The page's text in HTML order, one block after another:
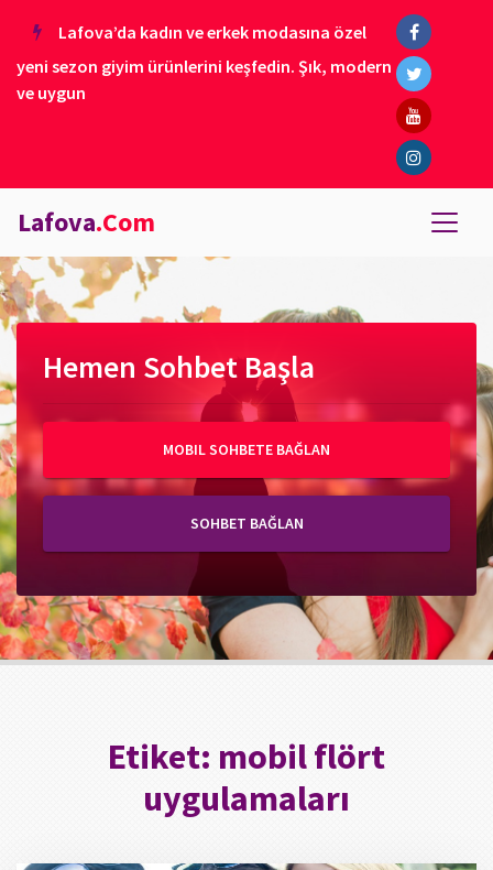
Lafova’da kadın ve erkek modasına özel
yeni sezon giyim ürünlerini keşfedin. Şık, modern
ve uygun
Lafova.Com
Hemen Sohbet Başla
MOBIL SOHBETE BAĞLAN
SOHBET BAĞLAN
Etiket: mobil flört
uygulamaları